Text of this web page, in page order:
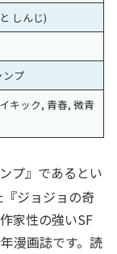
しんじ)
ンプ
キック, 青春, 微青
プ』であるとい
ジョジョの奇
家性の強いSF
漫画誌です。読